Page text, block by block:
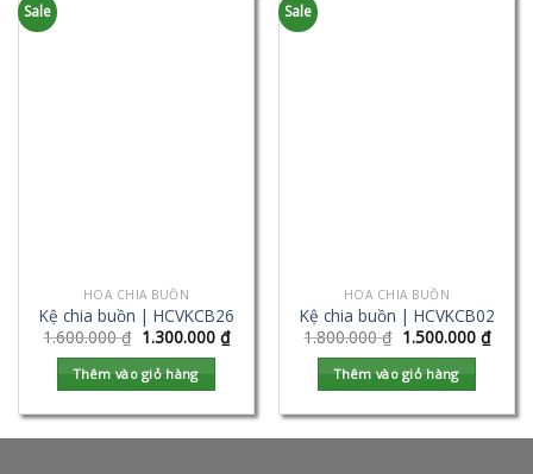
Sale
HOA CHIA BUỒN
Kệ chia buồn | HCVKCB26
1.600.000₫ 1.300.000 ₫
Thêm vào giỏ hàng
Sale
HOA CHIA BUỒN
Kệ chia buồn | HCVKCB02
1.800.000₫ 1.500.000 ₫
Thêm vào giỏ hàng